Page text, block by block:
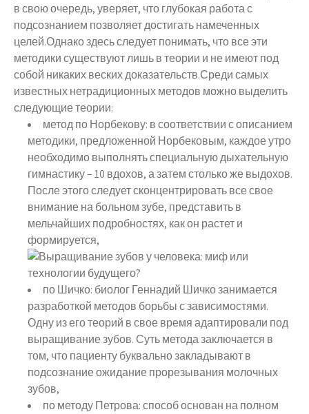
в свою очередь, уверяет, что глубокая работа с
подсознанием позволяет достигать намеченных
целей.Однако здесь следует понимать, что все эти
методики существуют лишь в теории и не имеют под
собой никаких веских доказательств.Среди самых
известных нетрадиционных методов можно выделить
следующие теории:
метод по Норбекову: в соответствии с описанием
методики, предложенной Норбековым, каждое утро
необходимо выполнять специальную дыхательную
гимнастику – 10 вдохов, а затем столько же выдохов.
После этого следует сконцентрировать все свое
внимание на больном зубе, представить в
мельчайших подробностях, как он растет и
формируется,
по Шичко: биолог Геннадий Шичко занимается
разработкой методов борьбы с зависимостями.
Одну из его теорий в свое время адаптировали под
выращивание зубов. Суть метода заключается в
том, что пациенту буквально закладывают в
подсознание ожидание прорезывания молочных
зубов,
по методу Петрова: способ основан на полном